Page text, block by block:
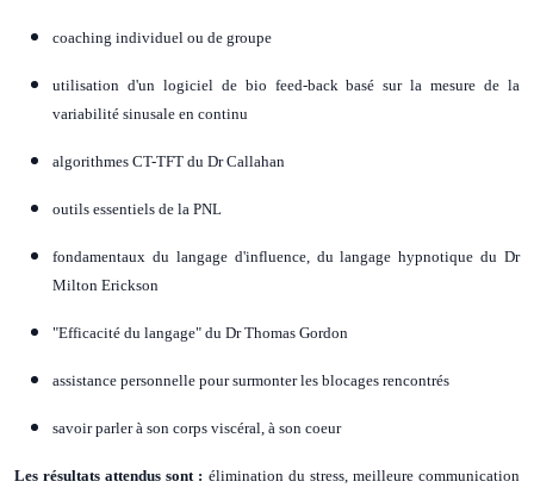
coaching individuel ou de groupe
utilisation d'un logiciel de bio feed-back basé sur la mesure de la
variabilité sinusale en continu
algorithmes CT-TFT du Dr Callahan
outils essentiels de la PNL
fondamentaux du langage d'influence, du langage hypnotique du Dr
Milton Erickson
"Efficacité du langage" du Dr Thomas Gordon
assistance personnelle pour surmonter les blocages rencontrés
savoir parler à son corps viscéral, à son coeur
Les résultats attendus sont : élimination du stress, meilleure communication